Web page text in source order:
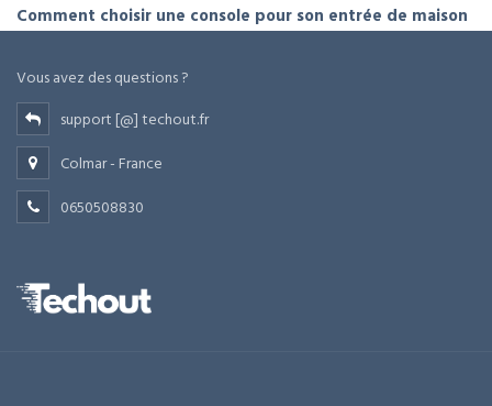
Comment choisir une console pour son entrée de maison
Vous avez des questions ?
support [@] techout.fr
Colmar - France
0650508830